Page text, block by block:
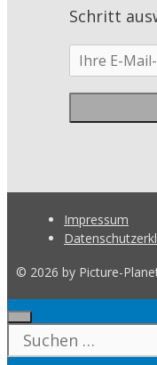
Schritt
Impressum
© 2026 by Picture-
Close
Suche
nach: